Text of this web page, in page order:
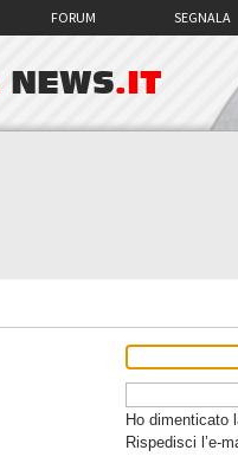
FORUM SEGNALA
NEWS.IT
Ho dimenticato
Rispedisci l’e-